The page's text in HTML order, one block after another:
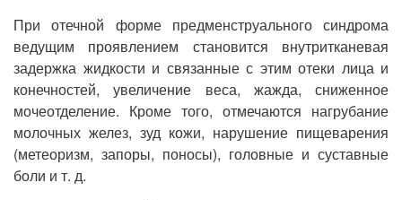
При отечной форме предменструального синдрома
ведущим проявлением становится внутритканевая
задержка жидкости и связанные с этим отеки лица и
конечностей, увеличение веса, жажда, сниженное
мочеотделение. Кроме того, отмечаются нагрубание
молочных желез, зуд кожи, нарушение пищеварения
(метеоризм, запоры, поносы), головные и суставные
боли и т. д.